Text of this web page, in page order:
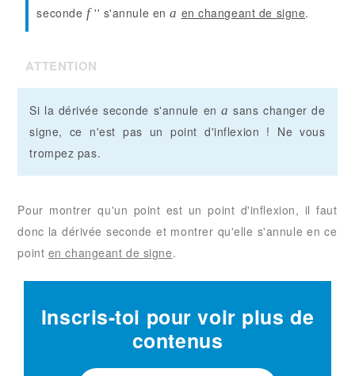
seconde f'' s'annule ena en changeant de signe.
ATTENTION
Si la dérivée seconde s'annule ena sans changer de
signe, ce n'est pas un point d'inflexion ! Ne vous
trompez pas.
Pour montrer qu'un point est un point d'inflexion, il faut
donc la dérivée seconde et montrer qu'elle s'annule en ce
point en changeant de signe.
Inscris-toi pour voir plus de
contenus